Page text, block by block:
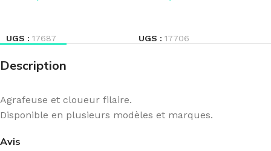
UGS : 17687 UGS : 17706
Description
Agrafeuse et cloueur filaire.
Disponible en plusieurs modèles et marques.
Avis